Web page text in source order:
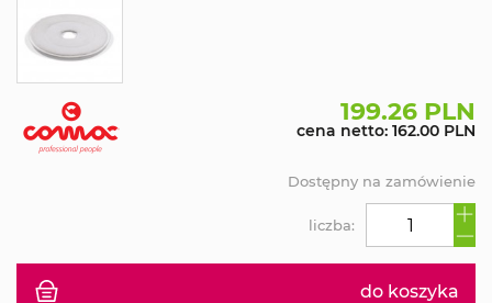
199.26 PLN
cena netto: 162.00 PLN
do koszyka
liczba:
Dostępny na zamówienie